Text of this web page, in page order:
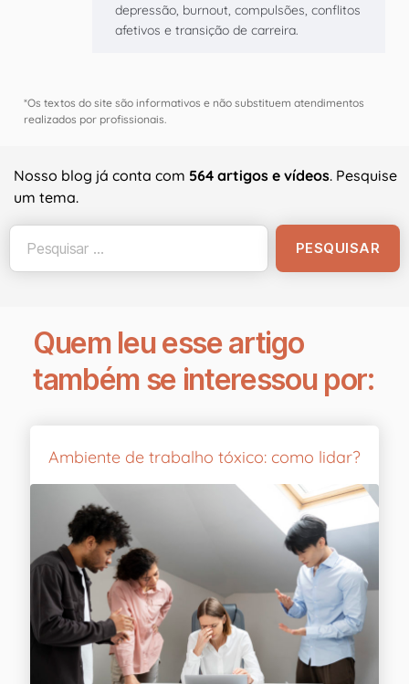
depressão, burnout, compulsões, conflitos
afetivos e transição de carreira.
*Os textos do site são informativos e não substituem atendimentos
realizados por profissionais.
Nosso blog já conta com 564 artigos e vídeos. Pesquise
um tema.
Quem leu esse artigo
também se interessou por:
Ambiente de trabalho tóxico: como lidar?